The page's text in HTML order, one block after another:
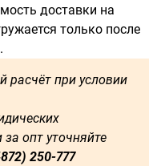
доставки на
только после
расчёт при условии
опт уточняйте
250-777
3250
5250